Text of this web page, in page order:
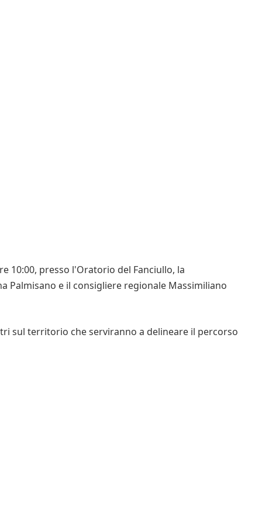
10:00, presso l'Oratorio del Fanciullo, la
Palmisano e il consigliere regionale Massimiliano
sul territorio che serviranno a delineare il percorso